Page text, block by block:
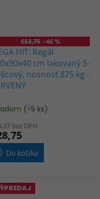
€53,75 –46 %
HIT: Regál
cm lakovaný 5-
nosnosť 875 kg -
(>5 ks)
bez DPH
Do košíka